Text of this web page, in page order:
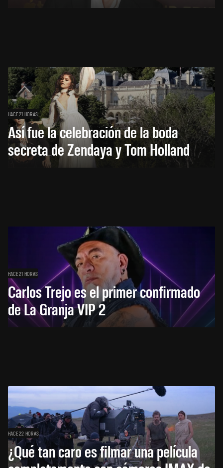
HACE 21 HORAS
Así fue la celebración de la boda
secreta de Zendaya y Tom Holland
HACE 21 HORAS
Carlos Trejo es el primer confirmado
de La Granja VIP 2
HACE 22 HORAS
¿Qué tan caro es filmar una película